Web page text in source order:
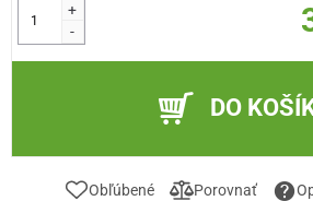
+
-
DO
Obľúbené Porovnať